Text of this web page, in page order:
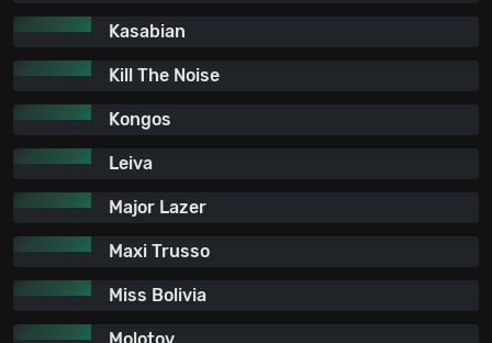
Kasabian
Kill The Noise
Kongos
Leiva
Major Lazer
Maxi Trusso
Miss Bolivia